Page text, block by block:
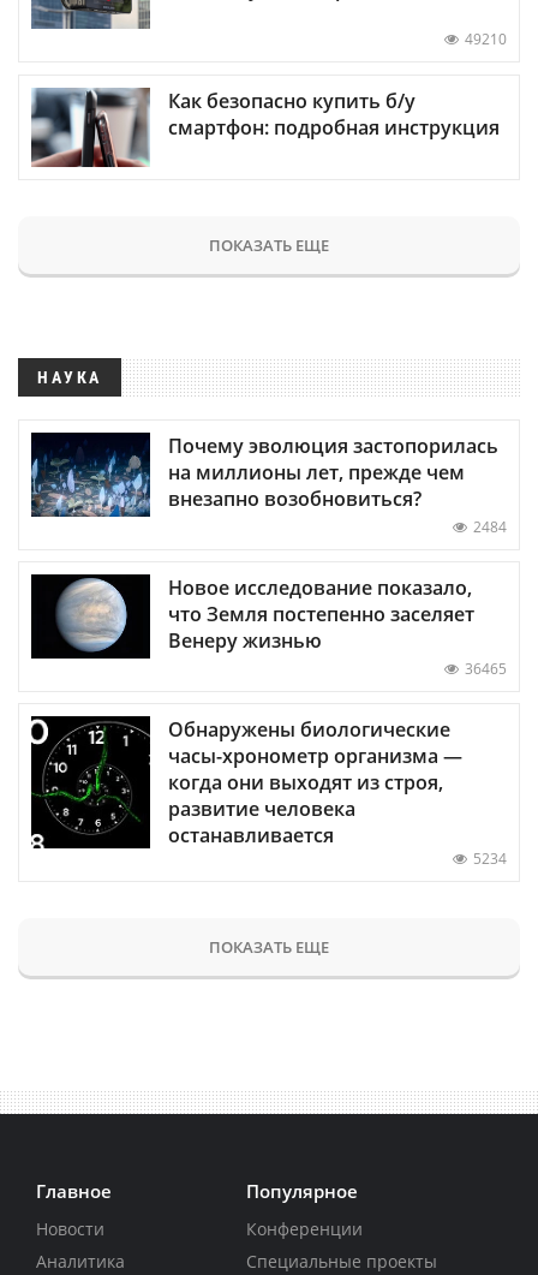
49210
Как безопасно купить б/у
смартфон: подробная инструкция
ПОКАЗАТЬ ЕЩЕ
НАУКА
Почему эволюция застопорилась
на миллионы лет, прежде чем
внезапно возобновиться?
2484
Новое исследование показало,
что Земля постепенно заселяет
Венеру жизнью
36465
Обнаружены биологические
часы-хронометр организма —
когда они выходят из строя,
развитие человека
останавливается
5234
ПОКАЗАТЬ ЕЩЕ
Главное
Новости
Аналитика
Популярное
Конференции
Специальные проекты